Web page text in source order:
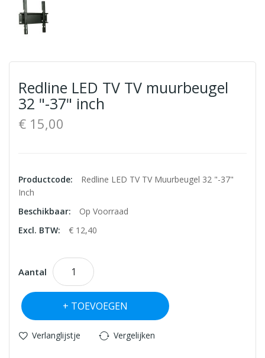
Redline LED TV TV muurbeugel
32 "-37" inch
€ 15,00
Productcode:
Redline LED TV TV Muurbeugel 32 "-37"
Inch
Beschikbaar:
Op Voorraad
Excl. BTW:
€ 12,40
Aantal
TOEVOEGEN
Verlanglijstje Vergelijken